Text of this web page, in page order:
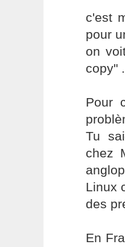
c'est
pour
on
copy"
Pour
Tu
chez
Linux
des
En